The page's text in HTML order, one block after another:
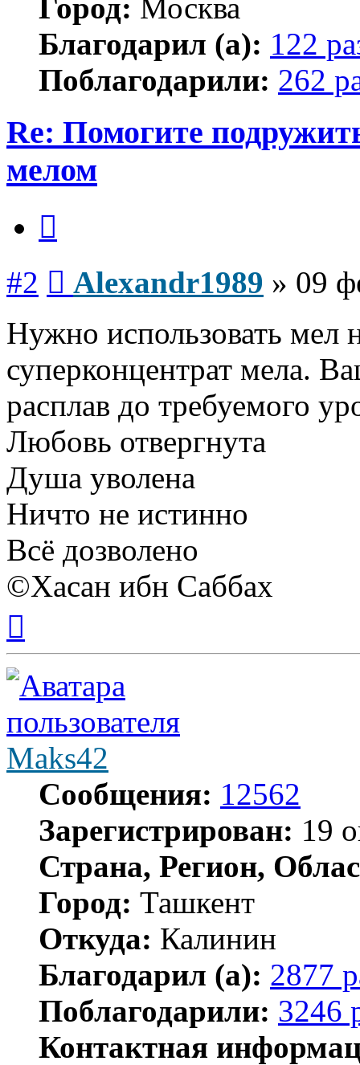
Город: Москва
Благодарил (а): 122
Поблагодарили: 262
Re: Помогите
мелом
#2 Alexandr1989 » 09
Нужно использовать мел
суперконцентрат мела.
расплав до требуемого
Любовь отвергнута
Душа уволена
Ничто не истинно
Всё дозволено
©Хасан ибн Саббах
началу
Maks42
Сообщения: 12562
Зарегистрирован: 19
Страна, Регион,
Город: Ташкент
Откуда: Калинин
Благодарил (а): 2877
Поблагодарили: 3246
Контактная